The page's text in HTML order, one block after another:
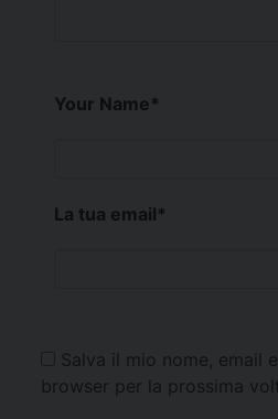
Your Name*
La tua email*
Salva il mio nome, email
browser per la prossima